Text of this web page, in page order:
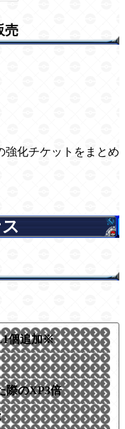
売
強化チケットをまとめ
個追加※
際のXP3倍